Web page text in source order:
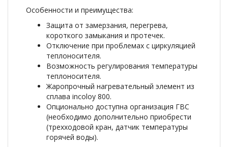
Особенности и преимущества:
Защита от замерзания, перегрева,
короткого замыкания и протечек.
Отключение при проблемах с циркуляцией
теплоносителя.
Возможность регулирования температуры
теплоносителя.
Жаропрочный нагревательный элемент из
сплава incoloy 800.
Опционально доступна организация ГВС
(необходимо дополнительно приобрести
(трехходовой кран, датчик температуры
горячей воды).